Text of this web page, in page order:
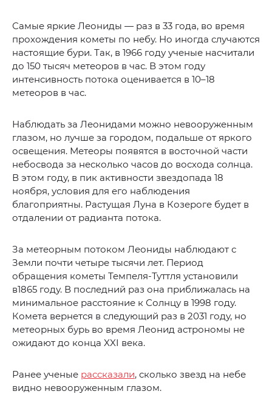
Самые яркие Леониды — раз в 33 года, во время
прохождения кометы по небу. Но иногда случаются
настоящие бури. Так, в 1966 году ученые насчитали
до 150 тысяч метеоров в час. В этом году
интенсивность потока оценивается в 10–18
метеоров в час.
Наблюдать за Леонидами можно невооруженным
глазом, но лучше за городом, подальше от яркого
освещения. Метеоры появятся в восточной части
небосвода за несколько часов до восхода солнца.
В этом году, в пик активности звездопада 18
ноября, условия для его наблюдения
благоприятны. Растущая Луна в Козероге будет в
отдалении от радианта потока.
За метеорным потоком Леониды наблюдают с
Земли почти четыре тысячи лет. Период
обращения кометы Темпеля-Туттля установили
в1865 году. В последний раз она приближалась на
минимальное расстояние к Солнцу в 1998 году.
Комета вернется в следующий раз в 2031 году, но
метеорных бурь во время Леонид астрономы не
ожидают до конца XXI века.
Ранее ученые рассказали, сколько звезд на небе
видно невооруженным глазом.